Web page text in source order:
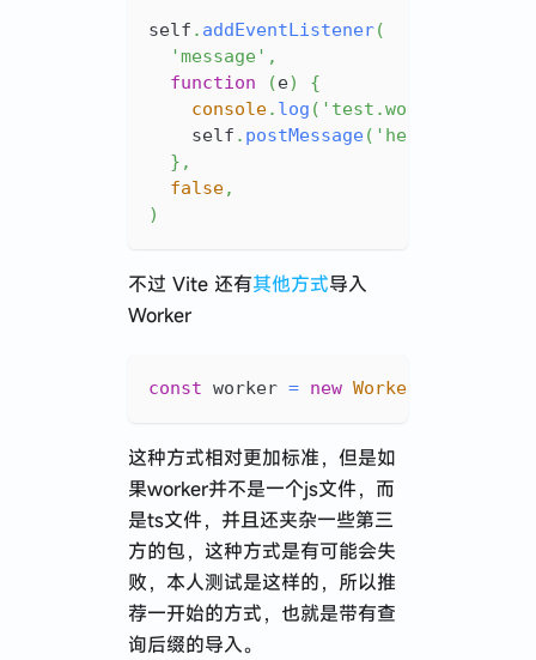
self . addEventListener(
'message' ,
function
(e)
{
console. log ( 'test.worker.js'
    self
. postMessage( 'hello from
} ,
false,
)
不过 Vite 还有其他方式导入
Worker
const worker = new Worker
这种方式相对更加标准，但是如
果worker并不是一个js文件，而
是ts文件，并且还夹杂一些第三
方的包，这种方式是有可能会失
败，本人测试是这样的，所以推
荐一开始的方式，也就是带有查
询后缀的导入。